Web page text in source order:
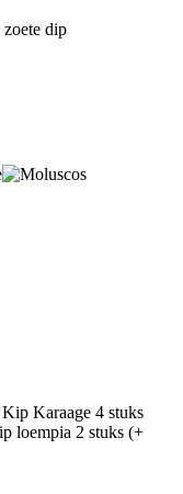
zoete dip
Karaage 4 stuks
loempia 2 stuks (+